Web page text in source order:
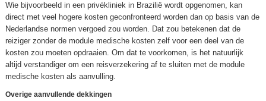
Wie bijvoorbeeld in een privékliniek in Brazilië wordt opgenomen, kan
direct met veel hogere kosten geconfronteerd worden dan op basis van de
Nederlandse normen vergoed zou worden. Dat zou betekenen dat de
reiziger zonder de module medische kosten zelf voor een deel van de
kosten zou moeten opdraaien. Om dat te voorkomen, is het natuurlijk
altijd verstandiger om een reisverzekering af te sluiten met de module
medische kosten als aanvulling.
Overige aanvullende dekkingen